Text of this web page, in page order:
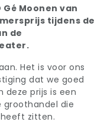
Moonen van
tijdens de
de
Het is voor ons
dat we goed
deze prijs is een
groothandel die
zitten.